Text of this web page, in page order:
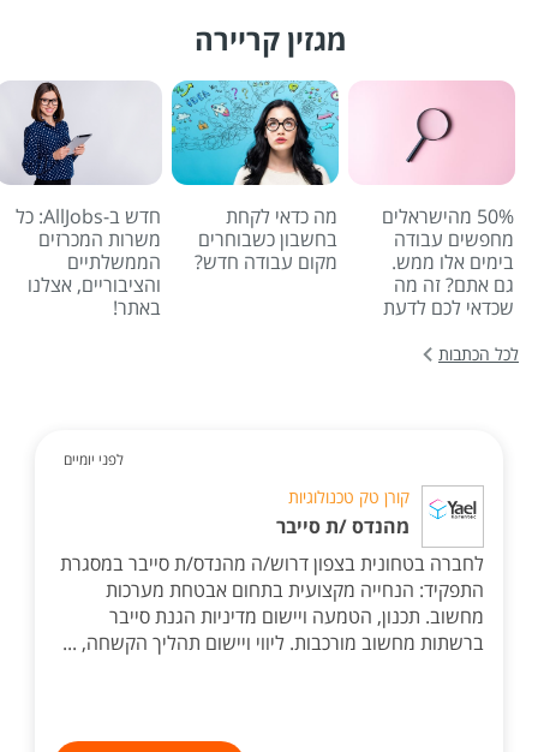
מגזין קריירה
50% מהישראלים
מחפשים עבודה
בימים אלו ממש.
גם אתם? זה מה
שכדאי לכם לדעת
מה כדאי לקחת
בחשבון כשבוחרים
מקום עבודה חדש?
חדש ב-AllJobs: כל
משרות המכרזים
הממשלתיים
והציבוריים, אצלנו
באתר!
לכל הכתבות
לפני יומיים
קורן טק טכנולוגיות
מהנדס /ת סייבר
לחברה בטחונית בצפון דרוש/ה מהנדס/ת סייבר במסגרת
התפקיד: הנחייה מקצועית בתחום אבטחת מערכות
מחשוב. תכנון, הטמעה ויישום מדיניות הגנת סייבר
ברשתות מחשוב מורכבות. ליווי ויישום תהליך הקשחה, ...